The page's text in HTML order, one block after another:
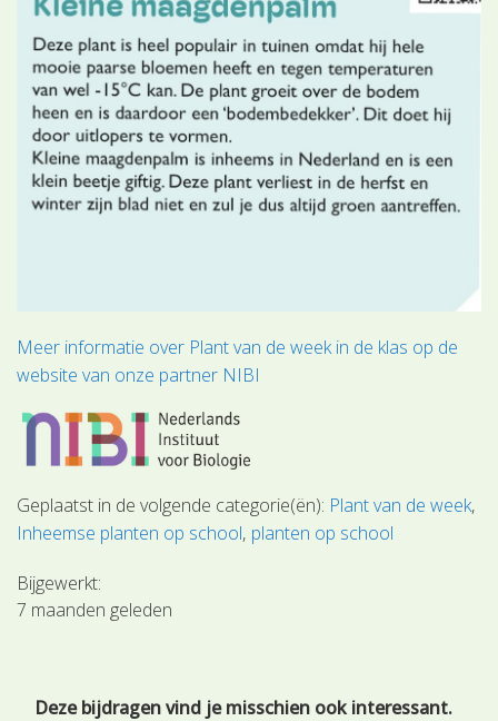
Meer informatie over Plant van de week in de klas op de
website van onze partner NIBI
Geplaatst in de volgende categorie(ën): Plant van de week
Inheemse planten op school planten op school
Bijgewerkt:
7 maanden geleden
Deze bijdragen vind je misschien ook interessant.